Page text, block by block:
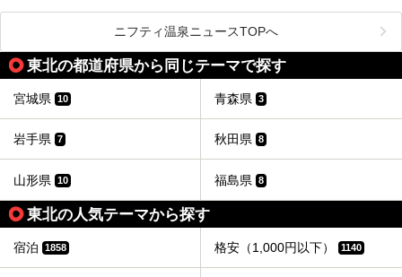
提供元：株式会社極楽湯【PR】
この記事は株式会社極楽湯のPRレポート記事です。
なのです。
特に東北地方は硫酸塩泉の名湯が多いエリア。そこで今回は
筆者自ら入浴した中から、日帰り入浴可能な東北6県の硫酸
塩泉を厳選。各県1ヶ所の合計6施設をご紹介します。全て
源泉100％かけ流しで、どの温泉を選んでも心身リフレッシ
ニフティ温泉ニュースTOPへ
東北の都道府県から同じテーマで探す
宮城県 10 青森県 3
岩手県 7 秋田県 8
山形県 10 福島県 8
東北の人気テーマから探す
宿泊 1858 格安（1,000円以下） 1140